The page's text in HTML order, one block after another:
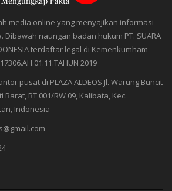
media online yang menyajikan informasi
naungan badan hukum PT. SUARA
terdaftar legal di Kemenkumham
2019
pusat di PLAZA ALDEOS Jl. Warung Buncit
Barat, RT 001/RW 09, Kalibata, Kec.
Indonesia